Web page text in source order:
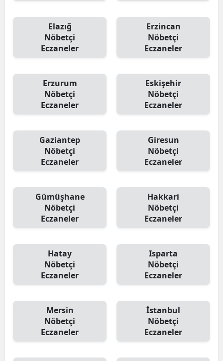
Elazığ
Nöbetçi
Eczaneler
Erzincan
Nöbetçi
Eczaneler
Erzurum
Nöbetçi
Eczaneler
Eskişehir
Nöbetçi
Eczaneler
Gaziantep
Nöbetçi
Eczaneler
Giresun
Nöbetçi
Eczaneler
Gümüşhane
Nöbetçi
Eczaneler
Hakkari
Nöbetçi
Eczaneler
Hatay
Nöbetçi
Eczaneler
Isparta
Nöbetçi
Eczaneler
Mersin
Nöbetçi
Eczaneler
İstanbul
Nöbetçi
Eczaneler